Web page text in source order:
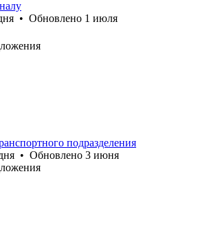
• Обновлено 1 июля
подразделения
• Обновлено 3 июня